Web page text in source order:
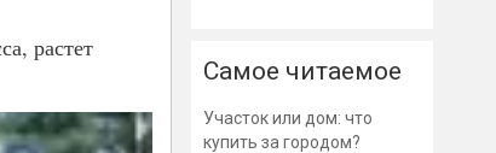
растет
Самое читаемое
Участок или дом: что
купить за городом?